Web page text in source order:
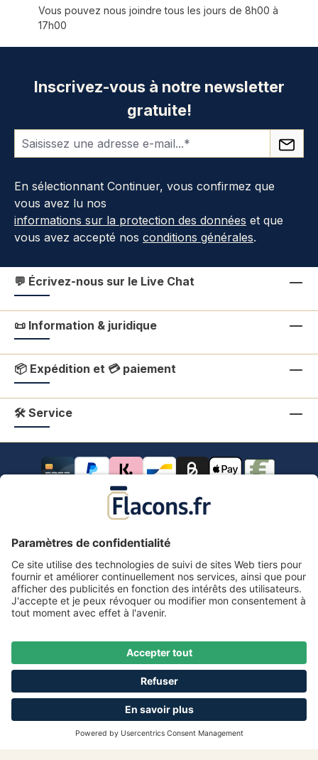
Vous pouvez nous joindre tous les jours de 8h00 à
17h00
Inscrivez-vous à notre newsletter
gratuite!
En sélectionnant Continuer, vous confirmez que
vous avez lu nos
informations sur la protection des données et que
vous avez accepté nos conditions générales.
💬 Écrivez-nous sur le Live Chat
📜 Information & juridique
📦 Expédition et 💳 paiement
🛠 Service
Tous les prix s'entendent TVA comprise.
Tous les prix incluent la TVA, plus les frais d'expédition
et les éventuels frais de livraison, sauf indication
contraire.
Mentions légales
Information & formulaire de rétractation
CGV avec informations aux clients
Déclaration de confidentialité